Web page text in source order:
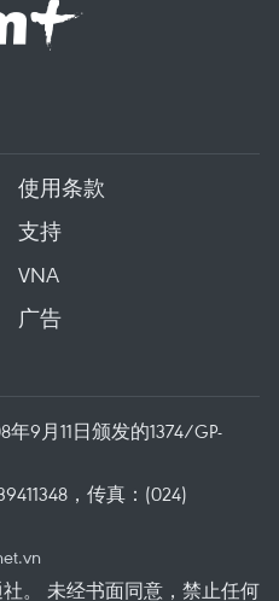
使用条款
支持
VNA
广告
9月11日颁发的1374/GP-
，传真：(024)
。 未经书面同意，禁止任何